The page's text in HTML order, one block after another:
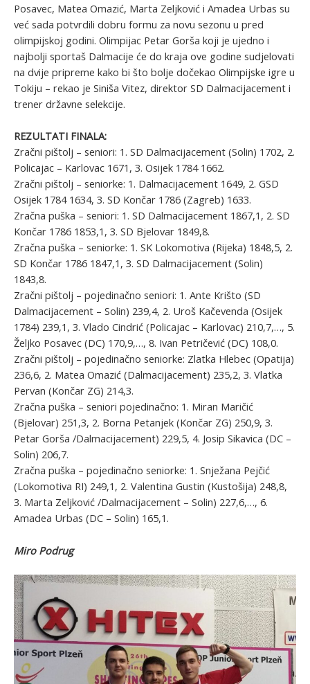
Posavec, Matea Omazić, Marta Zeljković i Amadea Urbas su
već sada potvrdili dobru formu za novu sezonu u pred
olimpijskoj godini. Olimpijac Petar Gorša koji je ujedno i
najbolji sportaš Dalmacije će do kraja ove godine sudjelovati
na dvije pripreme kako bi što bolje dočekao Olimpijske igre u
Tokiju – rekao je Siniša Vitez, direktor SD Dalmacijacement i
trener državne selekcije.
REZULTATI FINALA:
Zračni pištolj – seniori: 1. SD Dalmacijacement (Solin) 1702, 2.
Policajac – Karlovac 1671, 3. Osijek 1784 1662.
Zračni pištolj – seniorke: 1. Dalmacijacement 1649, 2. GSD
Osijek 1784 1634, 3. SD Končar 1786 (Zagreb) 1633.
Zračna puška – seniori: 1. SD Dalmacijacement 1867,1, 2. SD
Končar 1786 1853,1, 3. SD Bjelovar 1849,8.
Zračna puška – seniorke: 1. SK Lokomotiva (Rijeka) 1848,5, 2.
SD Končar 1786 1847,1, 3. SD Dalmacijacement (Solin)
1843,8.
Zračni pištolj – pojedinačno seniori: 1. Ante Krišto (SD
Dalmacijacement – Solin) 239,4, 2. Uroš Kačevenda (Osijek
1784) 239,1, 3. Vlado Cindrić (Policajac – Karlovac) 210,7,…, 5.
Željko Posavec (DC) 170,9,…, 8. Ivan Petričević (DC) 108,0.
Zračni pištolj – pojedinačno seniorke: Zlatka Hlebec (Opatija)
236,6, 2. Matea Omazić (Dalmacijacement) 235,2, 3. Vlatka
Pervan (Končar ZG) 214,3.
Zračna puška – seniori pojedinačno: 1. Miran Maričić
(Bjelovar) 251,3, 2. Borna Petanjek (Končar ZG) 250,9, 3.
Petar Gorša /Dalmacijacement) 229,5, 4. Josip Sikavica (DC –
Solin) 206,7.
Zračna puška – pojedinačno seniorke: 1. Snježana Pejčić
(Lokomotiva RI) 249,1, 2. Valentina Gustin (Kustošija) 248,8,
3. Marta Zeljković /Dalmacijacement – Solin) 227,6,…, 6.
Amadea Urbas (DC – Solin) 165,1.
Miro Podrug